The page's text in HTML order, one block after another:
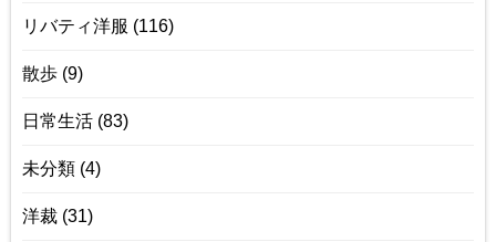
リバティ洋服 (116)
散歩 (9)
日常生活 (83)
未分類 (4)
洋裁 (31)